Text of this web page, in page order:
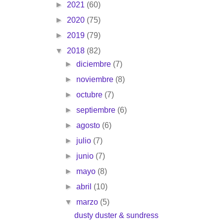
► 2021 (60)
► 2020 (75)
► 2019 (79)
▼ 2018 (82)
► diciembre (7)
► noviembre (8)
► octubre (7)
► septiembre (6)
► agosto (6)
► julio (7)
► junio (7)
► mayo (8)
► abril (10)
▼ marzo (5)
dusty duster & sundress